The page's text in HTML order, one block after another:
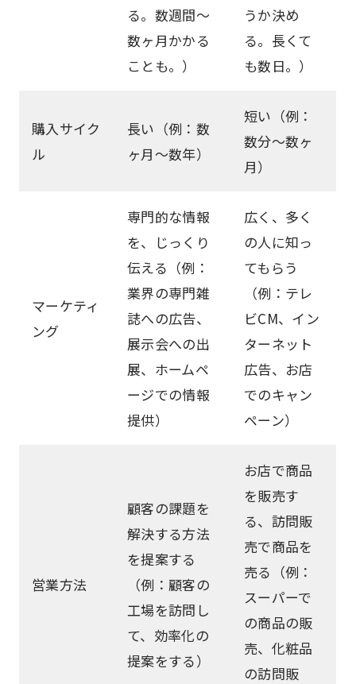
る。数週間～
数ヶ月かかる
ことも。）
うか決め
る。長くて
も数日。）
購入サイク
ル
長い（例：数
ヶ月～数年）
短い（例：
数分～数ヶ
月）
マーケティ
ング
専門的な情報
を、じっくり
伝える（例：
業界の専門雑
誌への広告、
展示会への出
展、ホームペ
ージでの情報
提供）
広く、多く
の人に知っ
てもらう
（例：テレ
ビCM、イン
ターネット
広告、お店
でのキャン
ペーン）
営業方法
顧客の課題を
解決する方法
を提案する
（例：顧客の
工場を訪問し
て、効率化の
提案をする）
お店で商品
を販売す
る、訪問販
売で商品を
売る（例：
スーパーで
の商品の販
売、化粧品
の訪問販